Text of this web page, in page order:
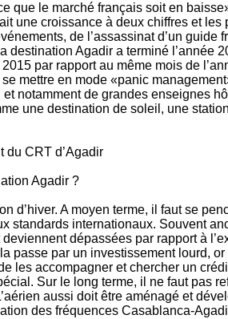
que le marché français soit en
une croissance à deux chiffres et les
de l’assassinat d’un guide
destination Agadir a terminé l’année
par rapport au même mois de
mettre en mode «panic
notamment de grandes enseignes
une destination de soleil, une
du CRT d’Agadir
Agadir ?
d’hiver. A moyen terme, il faut se
standards internationaux. Souvent
dépassées par rapport à
passe par un investissement lourd,
les accompagner et chercher un
Sur le long terme, il ne faut pas
aussi doit être aménagé et
des fréquences Casablanca-